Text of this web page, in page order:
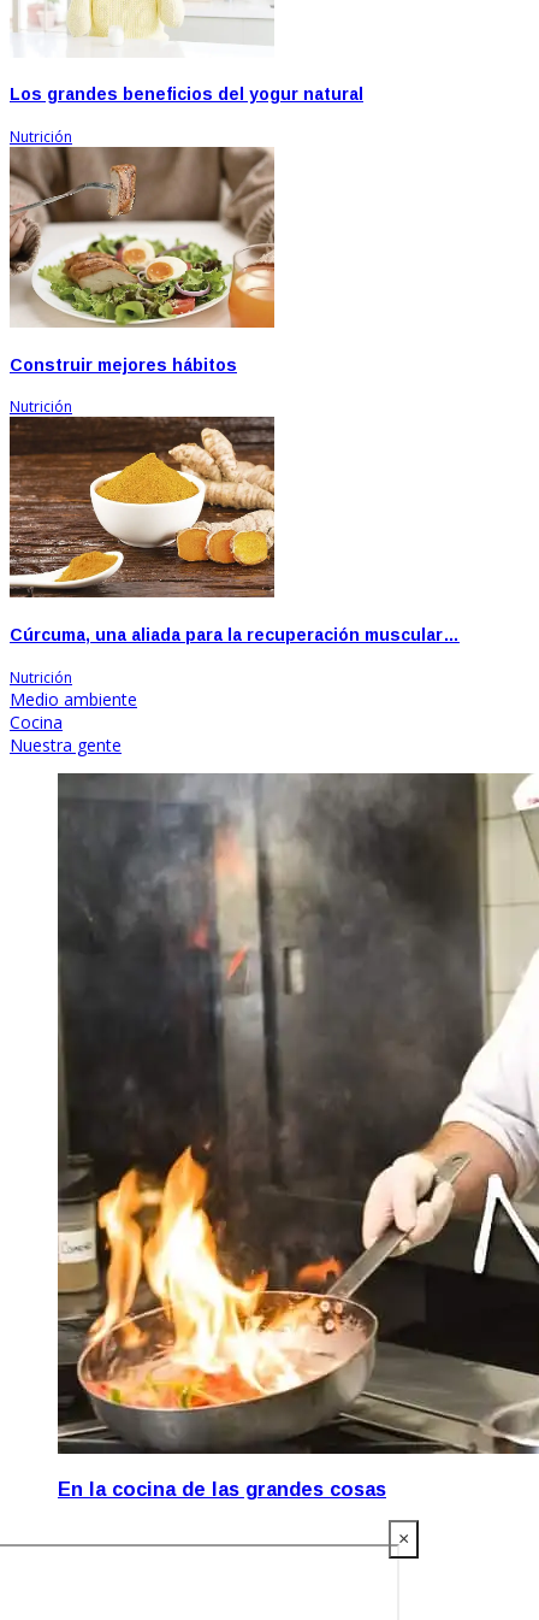
Los grandes beneficios del yogur natural
Nutrición
Construir mejores hábitos
Nutrición
Cúrcuma, una aliada para la recuperación muscular…
Nutrición
Medio ambiente
Cocina
Nuestra gente
En la cocina de las grandes cosas
×